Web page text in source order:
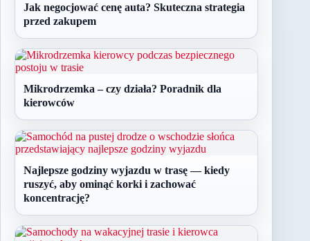
Jak negocjować cenę auta? Skuteczna strategia
przed zakupem
Mikrodrzemka – czy działa? Poradnik dla
kierowców
Najlepsze godziny wyjazdu w trasę — kiedy
ruszyć, aby ominąć korki i zachować
koncentrację?